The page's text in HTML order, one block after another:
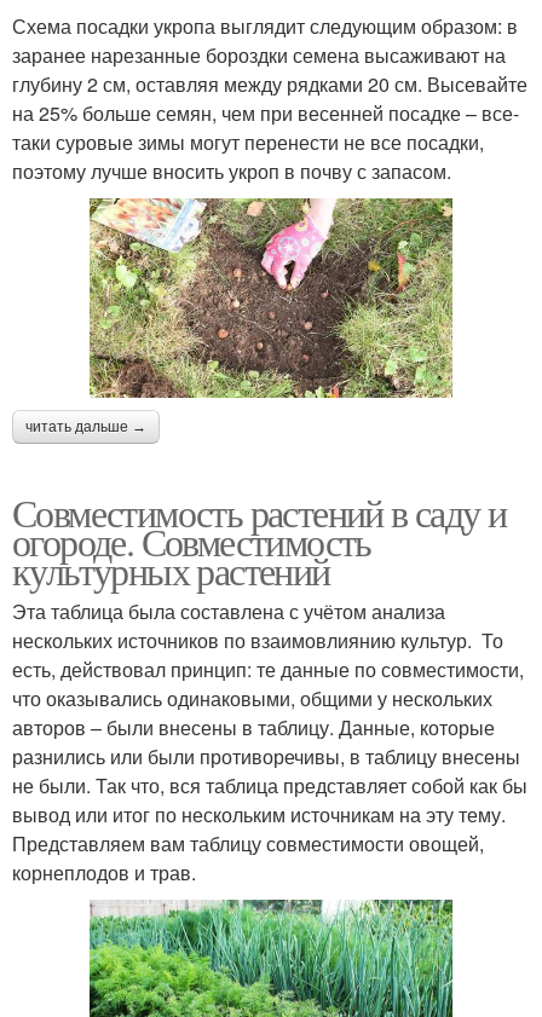
Схема посадки укропа выглядит следующим образом: в
заранее нарезанные бороздки семена высаживают на
глубину 2 см, оставляя между рядками 20 см. Высевайте
на 25% больше семян, чем при весенней посадке – все-
таки суровые зимы могут перенести не все посадки,
поэтому лучше вносить укроп в почву с запасом.
читать дальше →
Совместимость растений в саду и
огороде. Совместимость
культурных растений
Эта таблица была составлена с учётом анализа
нескольких источников по взаимовлиянию культур. То
есть, действовал принцип: те данные по совместимости,
что оказывались одинаковыми, общими у нескольких
авторов – были внесены в таблицу. Данные, которые
разнились или были противоречивы, в таблицу внесены
не были. Так что, вся таблица представляет собой как бы
вывод или итог по нескольким источникам на эту тему.
Представляем вам таблицу совместимости овощей,
корнеплодов и трав.